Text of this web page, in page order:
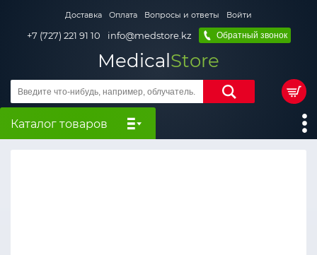
Доставка Оплата Вопросы и ответы Войти
+7 (727) 221 91 10 info@medstore.kz Обратный звонок
MedicalStore
Каталог товаров